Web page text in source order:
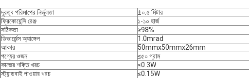
দূরত্ব পরিমাপের নির্ভুলতা
±০.৫ মিটার
ফ্রিকোয়েন্সি রেঞ্জ
১-১০ হার্জ
সঠিকতা
≥98%
ডিভার্জেন্স অ্যাঙ্গেল
1.0mrad
আকার
50mmx50mmx26mm
পণ্যের ওজন
≤৫০ গ্রাম
কাজের শক্তি খরচ
≤0.3W
স্ট্যান্ডবাই পাওয়ার খরচ
≤0.15W